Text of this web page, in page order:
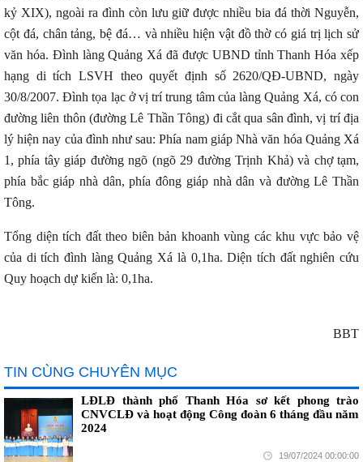
kỷ XIX), ngoài ra đình còn lưu giữ được nhiều bia đá thời Nguyễn,
cột đá, chân tảng, bệ đá… và nhiều hiện vật đồ thờ có giá trị lịch sử
văn hóa. Đình làng Quảng Xá đã được UBND tỉnh Thanh Hóa xếp
hạng di tích LSVH theo quyết định số 2620/QĐ-UBND, ngày
30/8/2007. Đình tọa lạc ở vị trí trung tâm của làng Quảng Xá, có con
đường liên thôn (đường Lê Thần Tông) đi cắt qua sân đình, vị trí địa
lý hiện nay của đình như sau: Phía nam giáp Nhà văn hóa Quảng Xá
1, phía tây giáp đường ngõ (ngõ 29 đường Trịnh Khả) và chợ tạm,
phía bắc giáp nhà dân, phía đông giáp nhà dân và đường Lê Thần
Tông.
Tổng diện tích đất theo biên bản khoanh vùng các khu vực bảo vệ
của di tích đình làng Quảng Xá là 0,1ha. Diện tích đất nghiên cứu
Quy hoạch dự kiến là: 0,1ha.
BBT
TIN CÙNG CHUYÊN MỤC
LĐLĐ thành phố Thanh Hóa sơ kết phong trào
CNVCLĐ và hoạt động Công đoàn 6 tháng đầu năm
2024
19/07/2024 00:00:00